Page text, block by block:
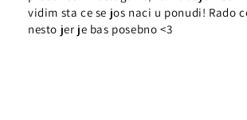
vidim sta ce se jos naci u ponudi! Rado
nesto jer je bas posebno <3